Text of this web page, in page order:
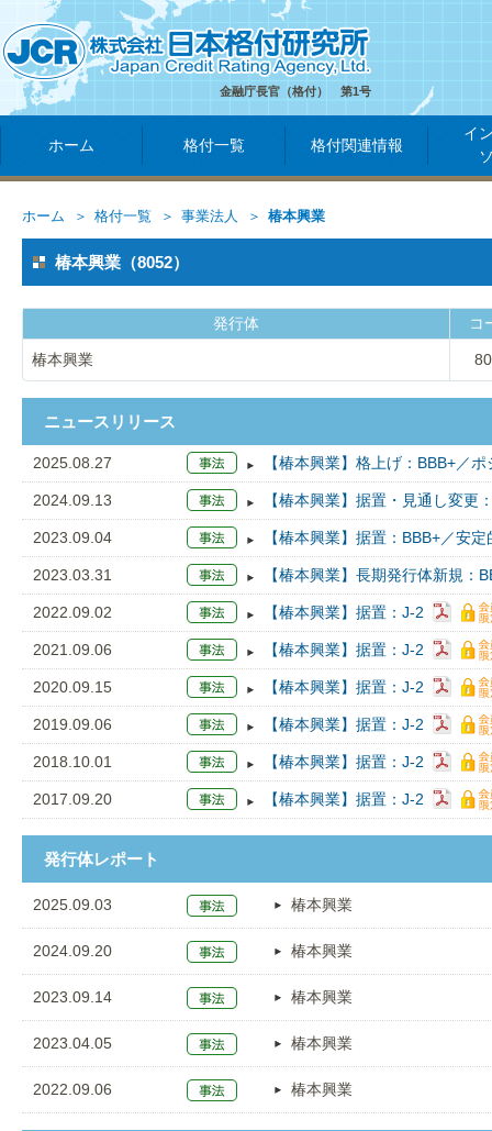
金融庁長官（格付） 第1号
ホーム 格付一覧 格付関連情報
イ
ホーム 格付一覧 事業法人 椿本興業
椿本興業（8052）
発行体 コ
椿本興業
ニュースリリース
2025.08.27 【椿本興業】格上げ：BBB+／
2024.09.13 【椿本興業】据置・見通し変
2023.09.04 【椿本興業】据置：BBB+／安定
2023.03.31 【椿本興業】長期発行体新規：
2022.09.02 【椿本興業】据置：J-2
2021.09.06 【椿本興業】据置：J-2
2020.09.15 【椿本興業】据置：J-2
2019.09.06 【椿本興業】据置：J-2
2018.10.01 【椿本興業】据置：J-2
2017.09.20 【椿本興業】据置：J-2
発行体レポート
2025.09.03 椿本興業
2024.09.20 椿本興業
2023.09.14 椿本興業
2023.04.05 椿本興業
2022.09.06 椿本興業